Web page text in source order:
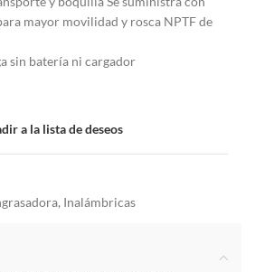
mayor movilidad y rosca NPTF de
sin batería ni cargador
a la lista de deseos
, Inalámbricas